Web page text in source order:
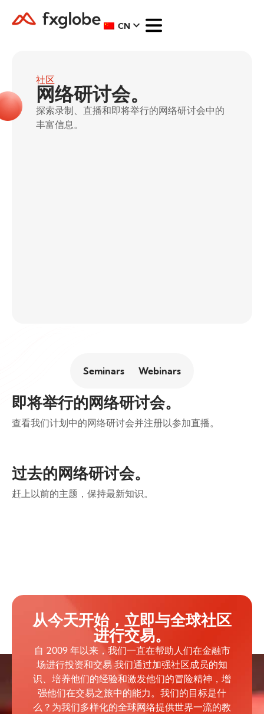
CN
社区
网络研讨会。
探索录制、直播和即将举行的网络研讨会中的
丰富信息。
Seminars Webinars
即将举行的网络研讨会。
查看我们计划中的网络研讨会并注册以参加直播。
过去的网络研讨会。
赶上以前的主题，保持最新知识。
从今天开始，立即与全球社区
进行交易。
自 2009 年以来，我们一直在帮助人们在金融市
场进行投资和交易 我们通过加强社区成员的知
识、培养他们的经验和激发他们的冒险精神，增
强他们在交易之旅中的能力。我们的目标是什
么？为我们多样化的全球网络提供世界一流的教